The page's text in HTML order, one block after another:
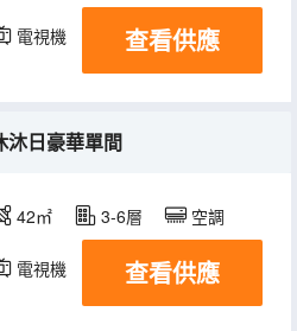
電視機 查看供應
沐日豪華單間
42㎡ 3-6層 空調
電視機 查看供應